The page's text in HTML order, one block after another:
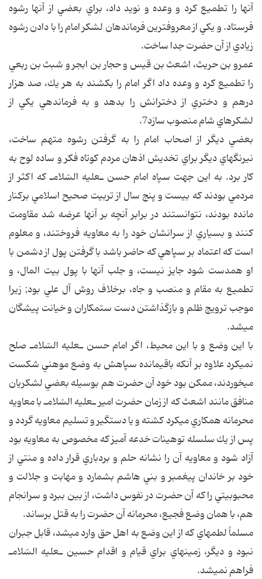
آنها را تطميع كرد و وعده و نويد داد، براي بعضي از آنها رشوه
فرستاد. و يكي از معروفترين فرماندهان لشكر امام را با دادن رشوه
زيادي از آن حضرت جدا ساخت.
عمرو بن حريث، اشعث بن قيس و حجار بن ابجر و شبث بن ربعي
را تطميع كرد و وعده داد اگر امام را بكشند به هر يك، صد هزار
درهم و دختري از دخترانش را بدهد و به فرماندهي يكي از
لشكرهاي شام منصوب سازد7.
بعضي ديگر از اصحاب امام را به گرفتن رشوه متهم ساخت،
نيرنگهاي ديگر براي تخديش اذهان مردم كوتاه فكر و ساده لوح به
كار برد. به اين جهت سپاه امام حسن ـ‎عليه السّلام‎ـ كه اكثر از
مردمي بودند كه بيست و پنج سال از تربيت صحيح اسلامي بركنار
مانده بودند، نتوانستند در برابر آنچه بر آنها عرضه شد مقاومت
كنند و بسياري از سرانشان خود را به معاويه فروختند، و معلوم
است كه اعتماد بر سپاهي كه حاضر باشد با گرفتن پول از دشمن با
او همدست شود جايز نيست، و جلب آنها با پول بيت المال، و
تطميع به مقام و منصب و جاه، برخلاف روش آل علي بود; زيرا
موجب ترويج ظلم و بازگذاشتن دست ستمكاران و خيانت پيشگان
مي‎شد.
با اين وضع و با اين محيط، اگر امام حسن ـ‎عليه السّلام‎ـ صلح
نمي‎كرد علاوه بر آنكه باقيمانده سپاهش به وضع موهني شكست
مي‎خوردند، ممكن بود خود آن حضرت هم بوسيله بعضي لشكريان
منافق مانند اشعث كه از زمان حضرت امير ـ‎عليه السّلام‎ـ با معاويه
محرمانه همكاري مي‎كرد كشته و يا دستگير و تسليم معاويه گردد و
پس از يك سلسله توهينات خدعه آميز كه مخصوص به معاويه بود
آزاد شود و معاويه آن را نشانه حلم و بردباري قرار داده و منتي از
خود بر خاندان پيغمبر و بني هاشم بشمارد و مهابت و جلالت و
محبوبيتي را كه آن حضرت در نفوس داشت، از بين ببرد و سرانجام
هم، با همان وضع فجيع، محرمانه آن حضرت را به قتل برساند.
مسلماً لطمه‎اي كه از اين وضع به اهل حق وارد مي‎شد، قابل جبران
نبود و ديگر، زمينه‎اي براي قيام و اقدام حسين ـ‎عليه السّلام‎ـ
فراهم نمي‎شد.